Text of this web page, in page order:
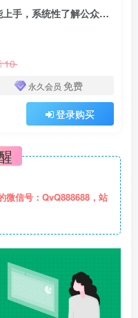
从0-1运营公众号，零基础小白也能上手，系统性了解公众号运营
10
永久会员 免费
登录购买
微信号：QvQ888688，站